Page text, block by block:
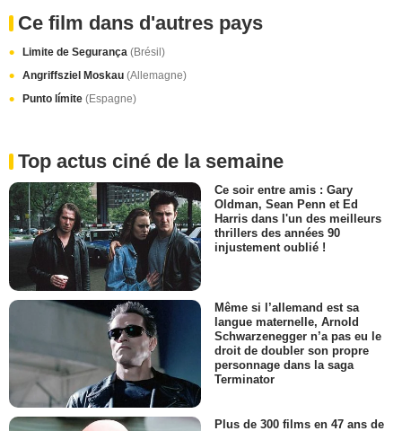
Ce film dans d'autres pays
Limite de Segurança (Brésil)
Angriffsziel Moskau (Allemagne)
Punto límite (Espagne)
Top actus ciné de la semaine
Ce soir entre amis : Gary
Oldman, Sean Penn et Ed
Harris dans l'un des meilleurs
thrillers des années 90
injustement oublié !
Même si l’allemand est sa
langue maternelle, Arnold
Schwarzenegger n’a pas eu le
droit de doubler son propre
personnage dans la saga
Terminator
Plus de 300 films en 47 ans de